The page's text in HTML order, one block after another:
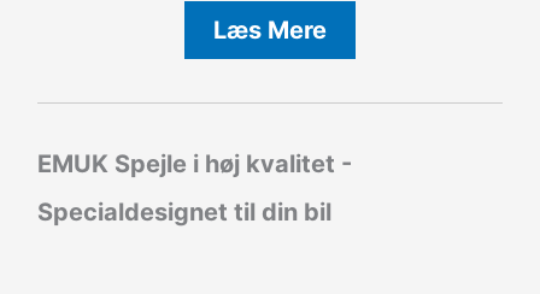
Læs Mere
EMUK Spejle i høj kvalitet -
Specialdesignet til din bil